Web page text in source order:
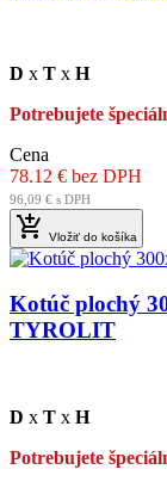
D x T x H
Potrebujete
Cena
78.12 € bez DPH
96,09 € s DPH
 Vložiť do košíka
Kotúč plochý
TYROLIT
D x T x H
Potrebujete